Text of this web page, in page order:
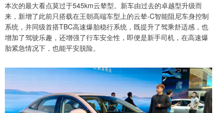
本次的最大看点莫过于545km云辇型。新车由过去的卓越型升级而
来，新增了此前只搭载在王朝高端车型上的云辇-C智能阻尼车身控制
系统，并同级首搭TBC高速爆胎稳行系统，既提升了驾乘舒适感，也
增加了驾驶乐趣，还增强了行车安全性，即便是新手司机，在高速爆
胎紧急情况下，也能平安脱险。